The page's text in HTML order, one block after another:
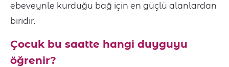
ebeveynle kurduğu bağ için en güçlü alanlardan
biridir.
Çocuk bu saatte hangi duyguyu
öğrenir?